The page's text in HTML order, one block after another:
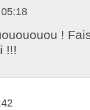
!
!!!